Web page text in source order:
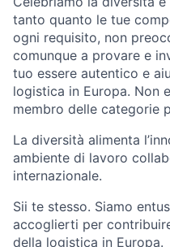
tanto quanto le tue
ogni requisito, non
comunque a provare e
tuo essere autentico e
logistica in Europa. Non
membro delle categorie
La diversità alimenta
ambiente di lavoro
internazionale.
Sii te stesso. Siamo
accoglierti per
della logistica in Europa.